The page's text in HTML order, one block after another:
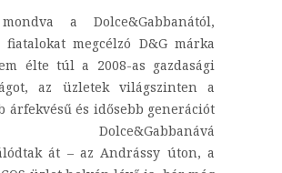
a Dolce&Gabbanától,
megcélzó D&G márka
élte túl a 2008-as gazdasági
az üzletek világszinten a
árfekvésű és idősebb generációt
Dolce&Gabbanává
át – az Andrássy úton, a